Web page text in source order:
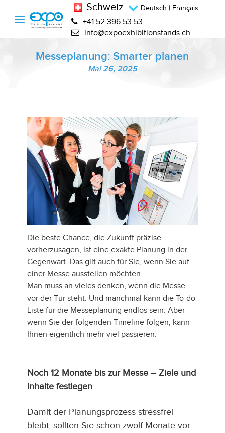
Schweiz Deutsch | Français
+41 52 396 53 53
info@expoexhibitionstands.ch
Messeplanung: Smarter planen
Mai 26, 2025
Die beste Chance, die Zukunft präzise
vorherzusagen, ist eine exakte Planung in der
Gegenwart. Das gilt auch für Sie, wenn Sie auf
einer Messe ausstellen möchten.
Man muss an vieles denken, wenn die Messe
vor der Tür steht. Und manchmal kann die To-do-
Liste für die Messeplanung endlos sein. Aber
wenn Sie der folgenden Timeline folgen, kann
Ihnen eigentlich mehr viel passieren.
Noch 12 Monate bis zur Messe – Ziele und
Inhalte festlegen
Damit der Planungsprozess stressfrei
bleibt, sollten Sie schon zwölf Monate vor